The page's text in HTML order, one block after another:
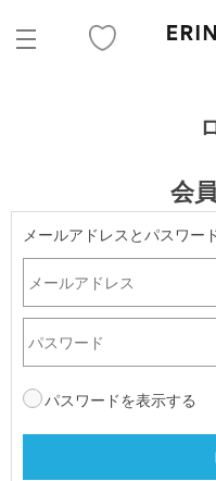
会
メールアドレスとパスワー
パスワードを表示する